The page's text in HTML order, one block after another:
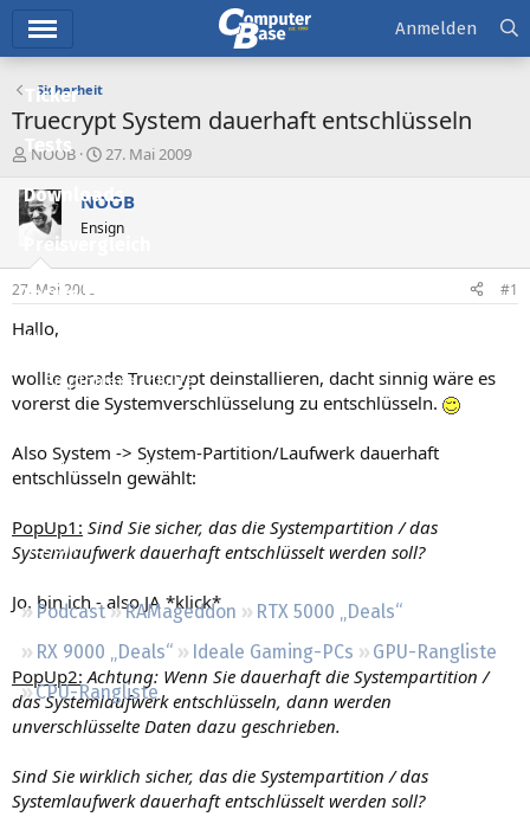
Ticker
Tests
Downloads
Preisvergleich
Forum
Aktuelles
Empfohlene Inhalte
Neueste Aktivitäten
Regeln
Podcast RAMageddon
RTX 5000 „Deals“
RX 9000 „Deals“
Ideale Gaming-PCs
GPU-Rangliste
CPU-Rangliste
Anmelden
Sicherheit
Truecrypt System dauerhaft entschlüsseln
E
s
t
e
r
NOOB
E
s
t
e
t
27. Mai 2009
NOOB
Ensign
27. Mai 2009 #1
Hallo,
wollte gerade Truecrypt deinstallieren, dacht sinnig wäre es
vorerst die Systemverschlüsselung zu entschlüsseln.
Also System -> System-Partition/Laufwerk dauerhaft
entschlüsseln gewählt:
PopUp1: Sind Sie sicher, das die Systempartition / das
Systemlaufwerk dauerhaft entschlüsselt werden soll?
Jo, bin ich - also JA *klick*
PopUp2: Achtung: Wenn Sie dauerhaft die Systempartition /
das Systemlaufwerk entschlüsseln, dann werden
unverschlüsselte Daten dazu geschrieben.
Sind Sie wirklich sicher, das die Systempartition / das
Systemlaufwerk dauerhaft entschlüsselt werden soll?